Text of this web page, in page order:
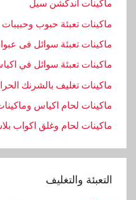
ماكينات اندكشن سيل
ماكينات تعبئة حبوب وحبيبات
ماكينات تعبئة سوائل فى
ماكينات تعبئة سوائل في
ماكينات تغليف بالشرنك
ماكينات لحام اكياس
ماكينات لحام وغلق اكواب
التعبئة والتغليف